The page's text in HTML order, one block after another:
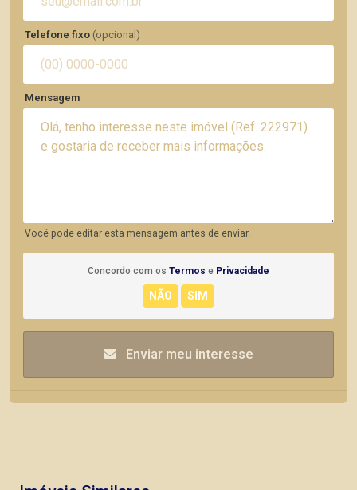
Telefone fixo (opcional)
Mensagem
Você pode editar esta mensagem antes de enviar.
Concordo com os Termos e Privacidade
Enviar meu interesse